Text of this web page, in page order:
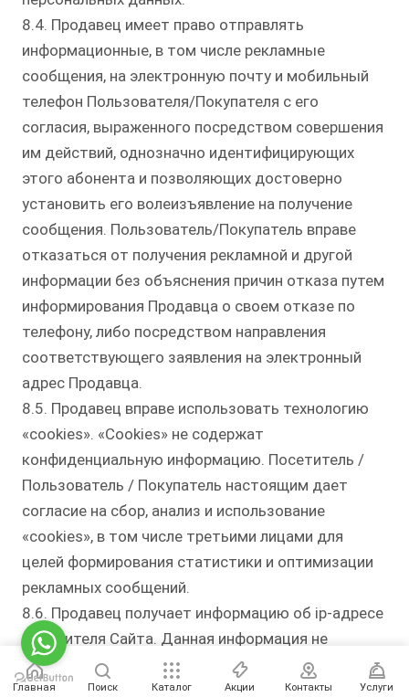
8.4. Продавец имеет право отправлять
информационные, в том числе рекламные
сообщения, на электронную почту и мобильный
телефон Пользователя/Покупателя с его
согласия, выраженного посредством совершения
им действий, однозначно идентифицирующих
этого абонента и позволяющих достоверно
установить его волеизъявление на получение
сообщения. Пользователь/Покупатель вправе
отказаться от получения рекламной и другой
информации без объяснения причин отказа путем
информирования Продавца о своем отказе по
телефону, либо посредством направления
соответствующего заявления на электронный
адрес Продавца.
8.5. Продавец вправе использовать технологию
«cookies». «Cookies» не содержат
конфиденциальную информацию. Посетитель /
Пользователь / Покупатель настоящим дает
согласие на сбор, анализ и использование
«cookies», в том числе третьими лицами для
целей формирования статистики и оптимизации
рекламных сообщений.
8.6. Продавец получает информацию об ip-адресе
посетителя Сайта. Данная информация не
используется для установления личности
посетителя.
Главная Поиск Каталог Акции Контакты Услуги